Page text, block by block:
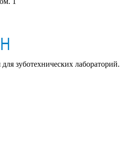
зуботехнических лабораторий.